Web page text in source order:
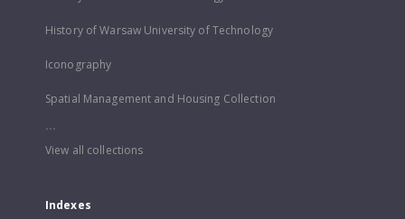
History of Warsaw University of Technology
Iconography
Spatial Management and Housing Collection
...
View all collections
Indexes